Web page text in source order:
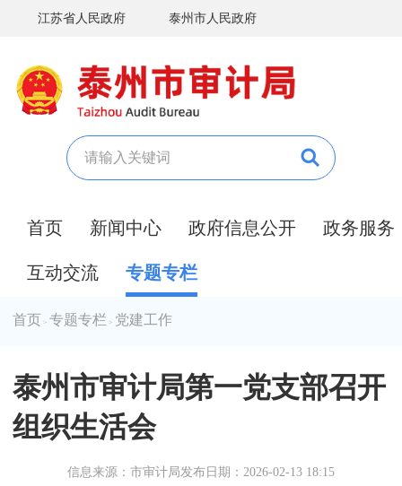
江苏省人民政府 泰州市人民政府
首页 新闻中心 政府信息公开 政务服务
互动交流 专题专栏
首页 > 专题专栏 > 党建工作
泰州市审计局第一党支部召开
组织生活会
信息来源：市审计局发布日期：2026-02-13 18:15